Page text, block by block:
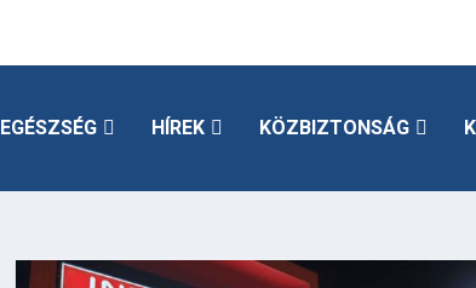
EGÉSZSÉG HÍREK KÖZBIZTONSÁG